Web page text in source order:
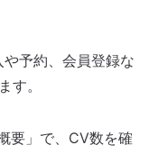
や予約、会員登録な
す。
要」で、CV数を確